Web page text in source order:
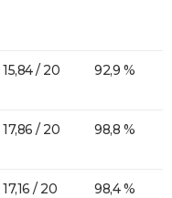
15,84 / 20 92,9 %
17,86 / 20 98,8 %
17,16 / 20 98,4 %